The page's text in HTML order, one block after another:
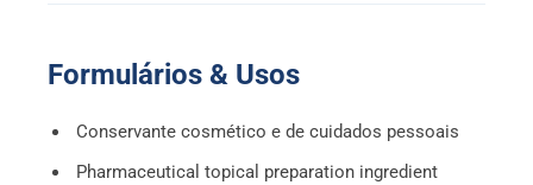
Formulários & Usos
Conservante cosmético e de cuidados pessoais
Pharmaceutical topical preparation ingredient